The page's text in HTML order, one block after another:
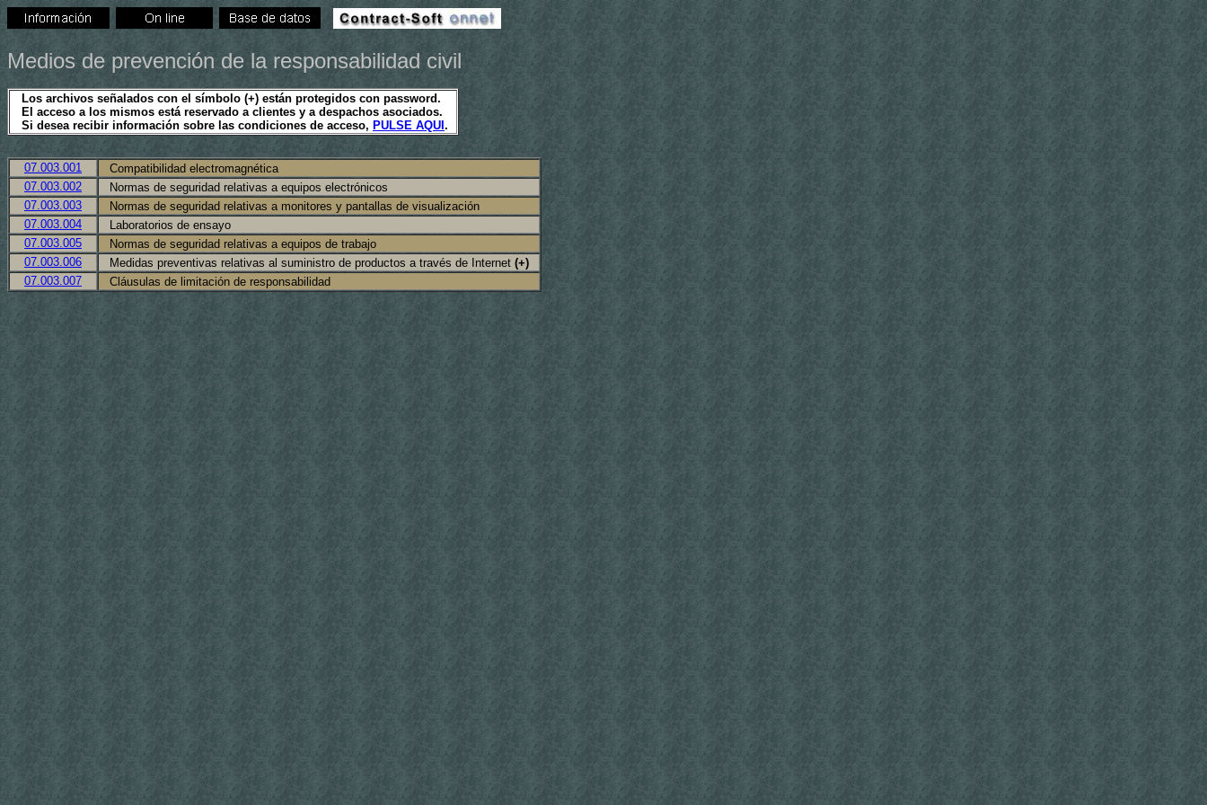
Medios de prevención de la responsabilidad civil
Los archivos señalados con el símbolo (+) están protegidos con password.
El acceso a los mismos está reservado a clientes y a despachos asociados.
Si desea recibir información sobre las condiciones de acceso, PULSE AQUI .
07.003.001
Compatibilidad electromagnética
07.003.002
Normas de seguridad relativas a equipos electrónicos
07.003.003
Normas de seguridad relativas a monitores y pantallas de visualización
07.003.004
Laboratorios de ensayo
07.003.005
Normas de seguridad relativas a equipos de trabajo
07.003.006
Medidas preventivas relativas al suministro de productos a través de Internet (+)
07.003.007
Cláusulas de limitación de responsabilidad